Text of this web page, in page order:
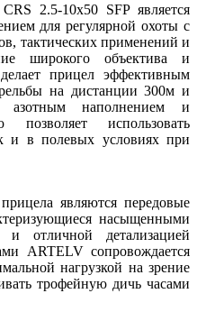
2.5-10x50 SFP является
для регулярной охоты с
тактических применений и
широкого объектива и
прицел эффективным
на дистанции 300м и
наполнением и
позволяет использовать
и в полевых условиях при
являются передовые
насыщенными
и отличной детализацией
ARTELV сопровождается
нагрузкой на зрение
трофейную дичь часами